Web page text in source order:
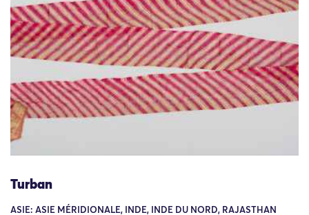
Turban
ASIE: ASIE MÉRIDIONALE, INDE, INDE DU NORD, RAJASTHAN